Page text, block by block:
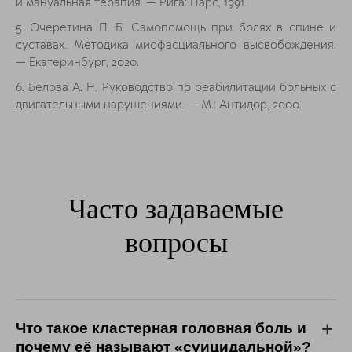
и мануальная терапия. — Рига: Парс, 1991.
5. Очеретина П. Б. Самопомощь при болях в спине и
суставах. Методика миофасциального высвобождения.
— Екатеринбург, 2020.
6. Белова А. Н. Руководство по реабилитации больных с
двигательными нарушениями. — М.: Антидор, 2000.
Часто задаваемые
вопросы
Что такое кластерная головная боль и
почему её называют «суицидальной»?